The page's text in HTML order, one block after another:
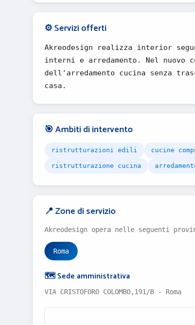
⚙️ Servizi offerti
Akreodesign realizza interior
interni e arredamento. Nel
dell'arredamento cucina senza
casa.
🎯 Ambiti di intervento
ristrutturazioni edili cucine
ristrutturazione cucina
📍 Zone di servizio
Akreodesign opera nelle seguenti
Roma
🗺️ Sede amministrativa
VIA CRISTOFORO COLOMBO,191/B - Roma